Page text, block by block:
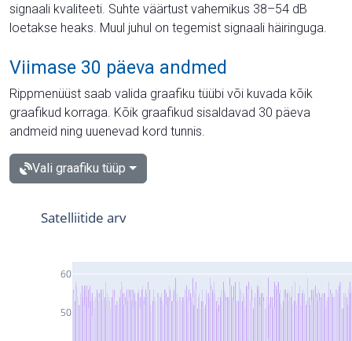
signaali kvaliteeti. Suhte väärtust vahemikus 38–54 dB
loetakse heaks. Muul juhul on tegemist signaali häiringuga.
Viimase 30 päeva andmed
Rippmenüüst saab valida graafiku tüübi või kuvada kõik
graafikud korraga. Kõik graafikud sisaldavad 30 päeva
andmeid ning uuenevad kord tunnis.
Vali graafiku tüüp
50
60
Satelliitide arv